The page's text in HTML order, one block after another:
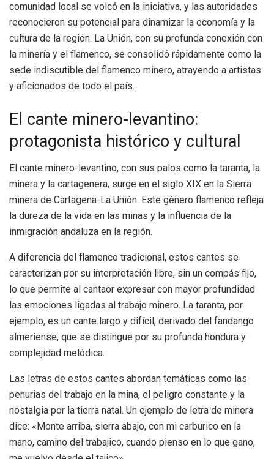
comunidad local se volcó en la iniciativa, y las autoridades
reconocieron su potencial para dinamizar la economía y la
cultura de la región. La Unión, con su profunda conexión con
la minería y el flamenco, se consolidó rápidamente como la
sede indiscutible del flamenco minero, atrayendo a artistas
y aficionados de todo el país.
El cante minero-levantino:
protagonista histórico y cultural
El cante minero-levantino, con sus palos como la taranta, la
minera y la cartagenera, surge en el siglo XIX en la Sierra
minera de Cartagena-La Unión. Este género flamenco refleja
la dureza de la vida en las minas y la influencia de la
inmigración andaluza en la región.
A diferencia del flamenco tradicional, estos cantes se
caracterizan por su interpretación libre, sin un compás fijo,
lo que permite al cantaor expresar con mayor profundidad
las emociones ligadas al trabajo minero. La taranta, por
ejemplo, es un cante largo y difícil, derivado del fandango
almeriense, que se distingue por su profunda hondura y
complejidad melódica.
Las letras de estos cantes abordan temáticas como las
penurias del trabajo en la mina, el peligro constante y la
nostalgia por la tierra natal. Un ejemplo de letra de minera
dice: «Monte arriba, sierra abajo, con mi carburico en la
mano, camino del trabajico, cuando pienso en lo que gano,